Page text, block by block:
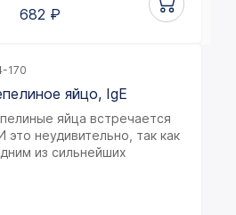
682 ₽
170
яйцо, IgE
яйца встречается
это неудивительно, так как
из сильнейших